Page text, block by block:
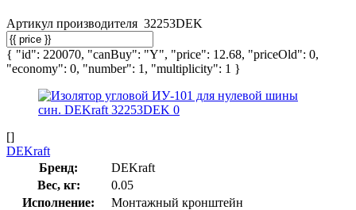
Артикул производителя 32253DEK
{ "id": 220070, "canBuy": "Y", "price": 12.68, "priceOld": 0,
"economy": 0, "number": 1, "multiplicity": 1 }
[]
DEKraft
Бренд:
DEKraft
Вес, кг:
0.05
Исполнение:
Монтажный кронштейн